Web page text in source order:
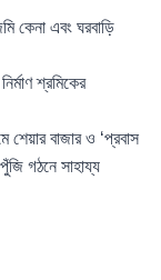
কেনা এবং ঘরবাড়ি
শ্রমিকের
শেয়ার বাজার ও ‘প্রবাস
গঠনে সাহায্য